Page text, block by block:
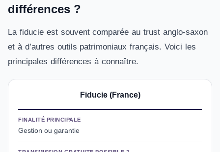
différences ?
La fiducie est souvent comparée au trust anglo-saxon
et à d’autres outils patrimoniaux français. Voici les
principales différences à connaître.
Fiducie (France)
FINALITÉ PRINCIPALE
Gestion ou garantie